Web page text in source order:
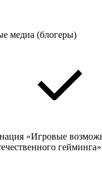
медиа (блогеры)
«Игровые
гейминга»